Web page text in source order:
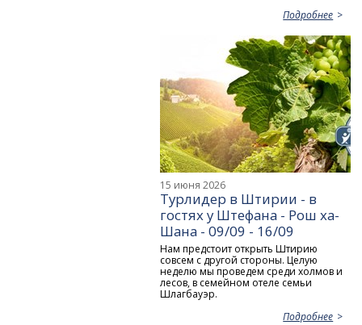
Подробнее
15 июня 2026
Турлидер в Штирии - в
гостях у Штефана - Рош ха-
Шана - 09/09 - 16/09
Нам предстоит открыть Штирию
совсем с другой стороны. Целую
неделю мы проведем среди холмов и
лесов, в семейном отеле семьи
Шлагбауэр.
Подробнее